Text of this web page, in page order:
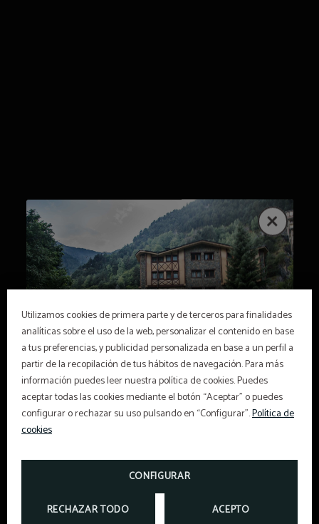
Utilizamos cookies de primera parte y de terceros para finalidades
analíticas sobre el uso de la web, personalizar el contenido en base
a tus preferencias, y publicidad personalizada en base a un perfil a
partir de la recopilación de tus hábitos de navegación. Para más
información puedes leer nuestra política de cookies. Puedes
aceptar todas las cookies mediante el botón “Aceptar” o puedes
configurar o rechazar su uso pulsando en “Configurar”.Política de
cookies
CONFIGURAR
RECHAZAR TODO ACEPTO
Esquia entre setmana al millor
preu.
GAUDEIX D´UN 20% DE DESCOMPTE EN LLOGUER DE
OFERTA WEB
AVANTATGES. GAUDEIX D’UN 15% DE DESCOMPTE
vacances especials amb Xalet
Verdú
XALET VERDÚ.